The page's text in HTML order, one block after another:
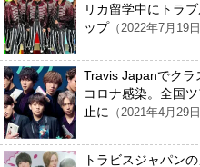
リカ留学中にトラ
ップ（2022年7月19日
Travis Japanでク
コロナ感染。全国
止に
（2021年4月29日
トラビスジャパン